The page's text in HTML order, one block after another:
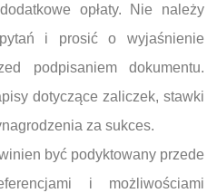
opłaty. Nie należy
i prosić o wyjaśnienie
podpisaniem dokumentu.
dotyczące zaliczek, stawki
za sukces.
być podyktowany przede
i możliwościami